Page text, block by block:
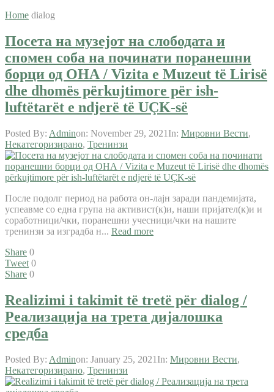
Home dialog
Посета на музејот на слободата и
спомен соба на починати поранешни
борци од ОНА / Vizita e Muzeut të Lirisë
dhe dhomës përkujtimore për ish-
luftëtarët e ndjerë të UÇK-së
Posted By: Adminon: November 29, 2021 In: Мировни Вести,
Некатегоризирано, Тренинзи
После подолг период на работа он-лајн заради пандемијата,
успеавме со една група на активист(к)и, наши пријател(к)и и
соработници/чки, поранешни учесници/чки на нашите
тренинзи за изградба н... Read more
Share 0
Tweet 0
Share 0
Realizimi i takimit të tretë për dialog /
Реализација на трета дијалошка
средба
Posted By: Adminon: January 25, 2021 In: Мировни Вести,
Некатегоризирано, Тренинзи